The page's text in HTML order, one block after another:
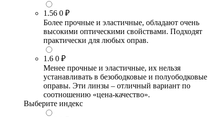
1.56 0 ₽
Более прочные и эластичные, обладают очень
высокими оптическими свойствами. Подходят
практически для любых оправ.
1.6 0 ₽
Менее прочные и эластичные, их нельзя
устанавливать в безободковые и полуободковые
оправы. Эти линзы – отличный вариант по
соотношению «цена-качество».
Выберите индекс